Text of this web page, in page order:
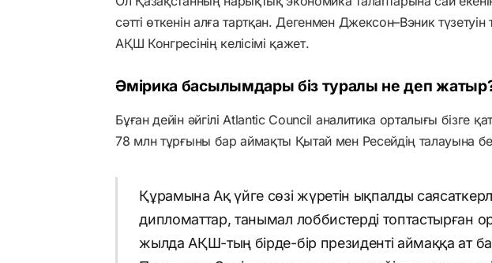
сәтті өткенін алға тартқан. Дегенмен Джексон–Вэник түзетуін
АҚШ Конгресінің келісімі қажет.
Әмірика басылымдары біз туралы не деп
Бұған дейін әйгілі Atlantic Council аналитика орталығы бізге
78 млн тұрғыны бар аймақты Қытай мен Ресейдің талауына
Құрамына Ақ үйге сөзі жүретін ықпалды
дипломаттар, танымал лоббистерді топтастырған
жылда АҚШ-тың бірде-бір президенті аймаққа ат